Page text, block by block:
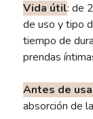
Vida útil: de
de uso y tipo
tiempo de
prendas
Antes de
absorción de